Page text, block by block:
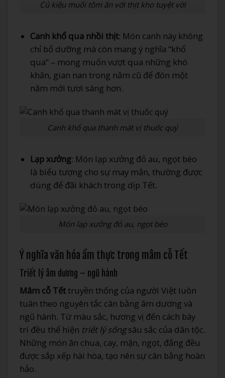
Củ kiệu muối tôm ăn với thịt kho tuyệt vời
Canh khổ qua nhồi thịt: Món canh này không
chỉ bổ dưỡng mà còn mang ý nghĩa “khổ
qua” – mong muốn vượt qua những khó
khăn, gian nan trong năm cũ để đón một
năm mới tươi sáng hơn.
Canh khổ qua thanh mát vị thuốc quý
Lạp xưởng: Món lạp xưởng đỏ au, ngọt béo
là biểu tượng cho sự may mắn, thường được
dùng để đãi khách trong dịp Tết.
Món lạp xưởng đỏ au, ngọt béo
Ý nghĩa văn hóa ẩm thực trong mâm cỗ Tết
Triết lý âm dương – ngũ hành
Mâm cỗ Tết truyền thống của người Việt luôn
tuân theo nguyên tắc cân bằng âm dương và
ngũ hành. Từ màu sắc, hương vị đến cách bày
trí đều thể hiện triết lý sốngsâu sắc của dân tộc.
Những món ăn chua, cay, mặn, ngọt, đắng đều
được sắp xếp hài hòa, tạo nên sự cân bằng hoàn
hảo.